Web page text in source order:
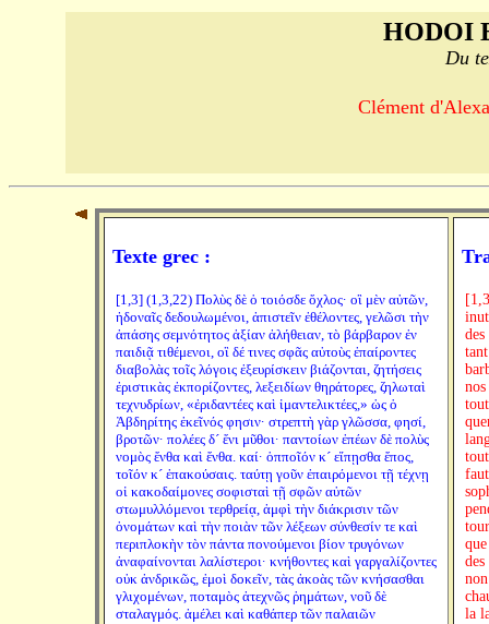
HODOI
Du
Clément
Texte grec :
[1,3] (1,3,22) Πολὺς δὲ ὁ τοιόσδε ὄχλος· οἳ μὲν αὐτῶν,
ἡδοναῖς δεδουλωμένοι, ἀπιστεῖν ἐθέλοντες, γελῶσι τὴν
ἁπάσης σεμνότητος ἀξίαν ἀλήθειαν, τὸ βάρβαρον ἐν
παιδιᾷ τιθέμενοι, οἳ δέ τινες σφᾶς αὐτοὺς ἐπαίροντες
διαβολὰς τοῖς λόγοις ἐξευρίσκειν βιάζονται, ζητήσεις
ἐριστικὰς ἐκπορίζοντες, λεξειδίων θηράτορες, ζηλωταὶ
τεχνυδρίων, «ἐριδαντέες καὶ ἱμαντελικτέες,» ὡς ὁ
Ἀβδηρίτης ἐκεῖνός φησιν· στρεπτὴ γὰρ γλῶσσα, φησί,
βροτῶν· πολέες δ´ ἔνι μῦθοι· παντοίων ἐπέων δὲ πολὺς
νομὸς ἔνθα καὶ ἔνθα. καί· ὁπποῖόν κ´ εἴπῃσθα ἔπος,
τοῖόν κ´ ἐπακούσαις. ταύτῃ γοῦν ἐπαιρόμενοι τῇ τέχνῃ
οἱ κακοδαίμονες σοφισταὶ τῇ σφῶν αὐτῶν
στωμυλλόμενοι τερθρείᾳ, ἀμφὶ τὴν διάκρισιν τῶν
ὀνομάτων καὶ τὴν ποιὰν τῶν λέξεων σύνθεσίν τε καὶ
περιπλοκὴν τὸν πάντα πονούμενοι βίον τρυγόνων
ἀναφαίνονται λαλίστεροι· κνήθοντες καὶ γαργαλίζοντες
οὐκ ἀνδρικῶς, ἐμοὶ δοκεῖν, τὰς ἀκοὰς τῶν κνήσασθαι
γλιχομένων, ποταμὸς ἀτεχνῶς ῥημάτων, νοῦ δὲ
σταλαγμός. ἀμέλει καὶ καθάπερ τῶν παλαιῶν
la